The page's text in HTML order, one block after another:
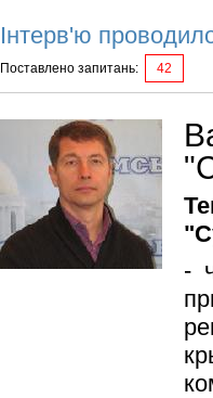
Інтерв'ю
Поставлено запитань: 42
-